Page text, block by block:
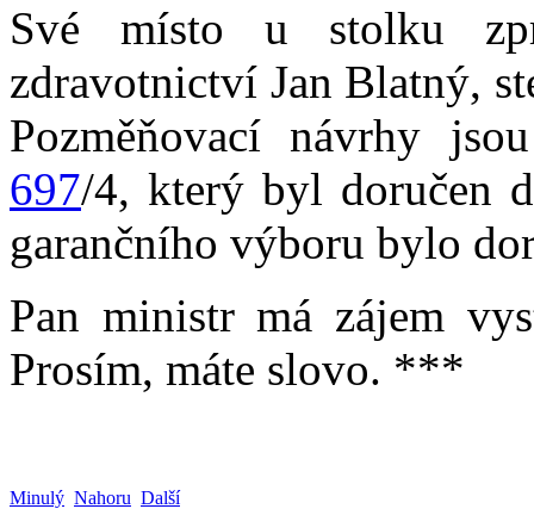
Své místo u stolku
zdravotnictví Jan Blatný,
Pozměňovací návrhy
697/4, který byl doručen
garančního výboru bylo
Pan ministr má zájem
Prosím, máte slovo. ***
Minulý Nahoru Další